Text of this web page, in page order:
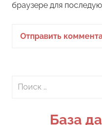
браузере для
Поиск
База